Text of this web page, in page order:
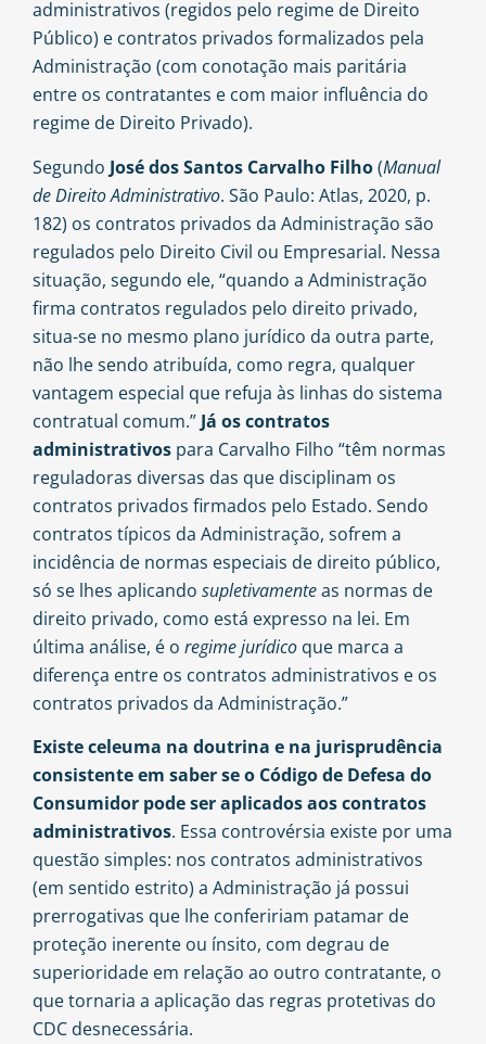
administrativos (regidos pelo regime de Direito
Público) e contratos privados formalizados pela
Administração (com conotação mais paritária
entre os contratantes e com maior influência do
regime de Direito Privado).
Segundo José dos Santos Carvalho Filho(Manual
de Direito Administrativo. São Paulo: Atlas, 2020, p.
182) os contratos privados da Administração são
regulados pelo Direito Civil ou Empresarial. Nessa
situação, segundo ele, “quando a Administração
firma contratos regulados pelo direito privado,
situa-se no mesmo plano jurídico da outra parte,
não lhe sendo atribuída, como regra, qualquer
vantagem especial que refuja às linhas do sistema
contratual comum.” Já os contratos
administrativos para Carvalho Filho “têm normas
reguladoras diversas das que disciplinam os
contratos privados firmados pelo Estado. Sendo
contratos típicos da Administração, sofrem a
incidência de normas especiais de direito público,
só se lhes aplicando supletivamenteas normas de
direito privado, como está expresso na lei. Em
última análise, é o regime jurídico que marca a
diferença entre os contratos administrativos e os
contratos privados da Administração.”
Existe celeuma na doutrina e na jurisprudência
consistente em saber se o Código de Defesa do
Consumidor pode ser aplicados aos contratos
administrativos. Essa controvérsia existe por uma
questão simples: nos contratos administrativos
(em sentido estrito) a Administração já possui
prerrogativas que lhe confeririam patamar de
proteção inerente ou ínsito, com degrau de
superioridade em relação ao outro contratante, o
que tornaria a aplicação das regras protetivas do
CDC desnecessária.